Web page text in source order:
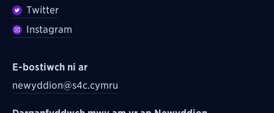
Twitter
Instagram
E-bostiwch ni ar
newyddion@s4c.cymru